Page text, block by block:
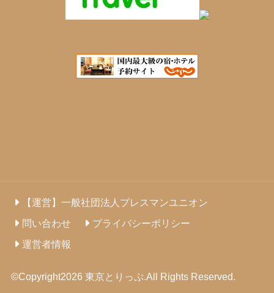
【運営】一般社団法人プレスマンユニオン
問い合わせ
プライバシーポリシー
運営者情報
©Copyright2026 東京とりっぷ.All Rights Reserved.